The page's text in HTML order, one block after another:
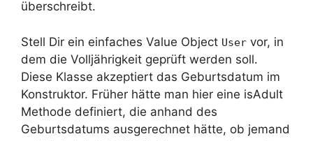
überschreibt.
Stell Dir ein einfaches Value Object User vor, in
dem die Volljährigkeit geprüft werden soll.
Diese Klasse akzeptiert das Geburtsdatum im
Konstruktor. Früher hätte man hier eine isAdult
Methode definiert, die anhand des
Geburtsdatums ausgerechnet hätte, ob jemand